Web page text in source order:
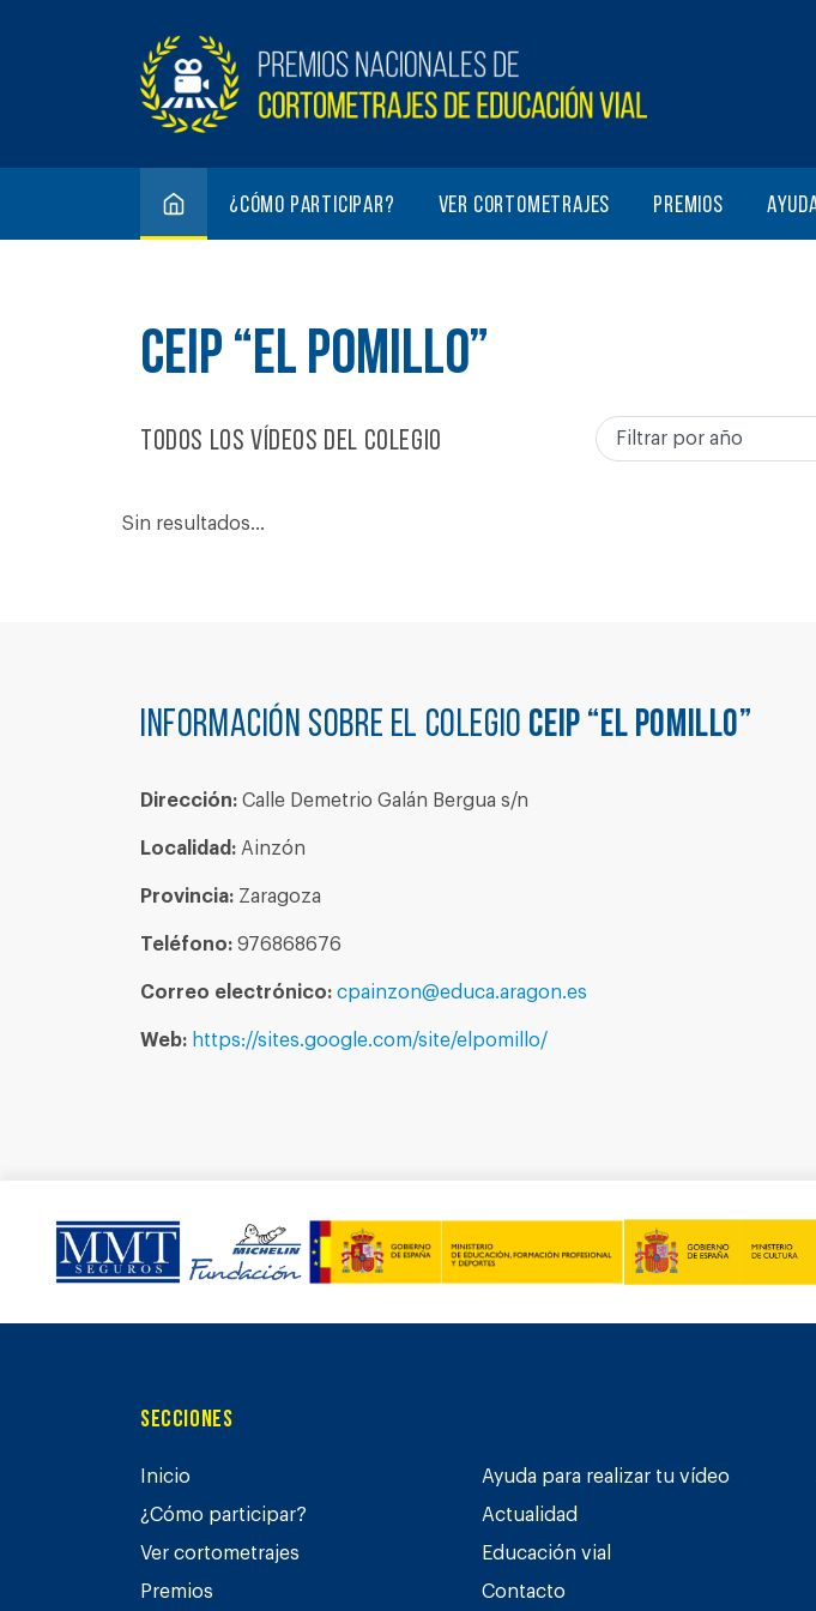
¿Cómo participar? Ver cortometrajes Premios
CEIP “EL POMILLO”
Todos los vídeos del colegio
Sin resultados...
Información sobre el colegio CEIP “EL POMILLO”
Dirección: Calle Demetrio Galán Bergua s/n
Localidad: Ainzón
Provincia: Zaragoza
Teléfono: 976868676
Correo electrónico: cpainzon@educa.aragon.es
Web: https://sites.google.com/site/elpomillo/
Secciones
Inicio
¿Cómo participar?
Ver cortometrajes
Premios
Ayuda para realizar tu vídeo
Actualidad
Educación vial
Contacto